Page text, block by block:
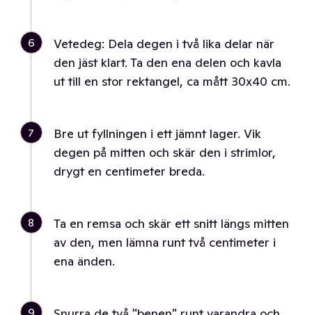
6
Vetedeg: Dela degen i två lika delar när
den jäst klart. Ta den ena delen och kavla
ut till en stor rektangel, ca mått 30x40 cm.
7
Bre ut fyllningen i ett jämnt lager. Vik
degen på mitten och skär den i strimlor,
drygt en centimeter breda.
8
Ta en remsa och skär ett snitt längs mitten
av den, men lämna runt två centimeter i
ena änden.
9